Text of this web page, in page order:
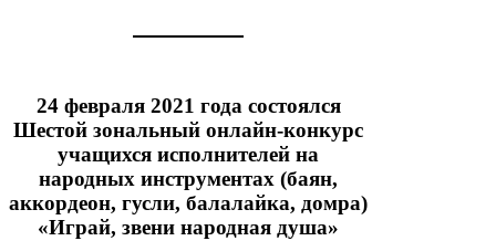
24 февраля 2021 года состоялся
Шестой зональный онлайн-конкурс
учащихся исполнителей на
народных инструментах (баян,
аккордеон, гусли, балалайка, домра)
«Играй, звени народная душа»